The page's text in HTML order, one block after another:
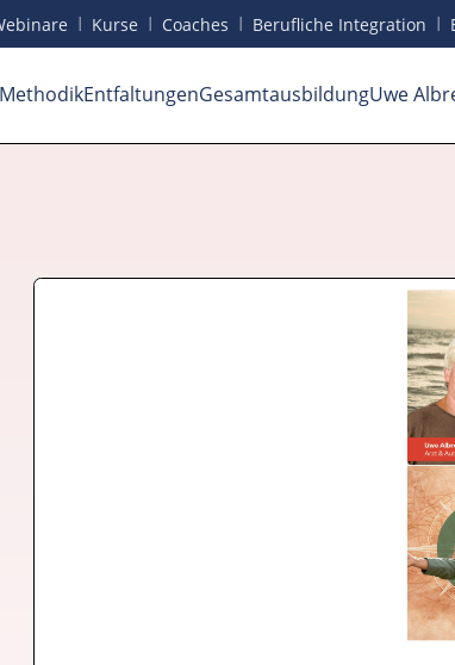
I Kurse I Coaches I Berufliche Integration I
EntfaltungenGesamtausbildungUwe